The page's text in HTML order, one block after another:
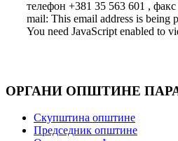
телефон +381 35 563 601 ,
mail: This email address is being
You need JavaScript enabled to
ОРГАНИ ОПШТИНЕ
Скупштина општине
Председник општине